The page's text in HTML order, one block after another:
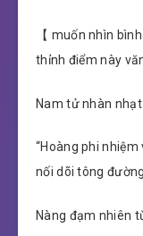
【 muốn nhìn
thỉnh điểm này văn
Nam tử nhàn
“Hoàng phi
nối dõi tông
Nàng đạm nhiên